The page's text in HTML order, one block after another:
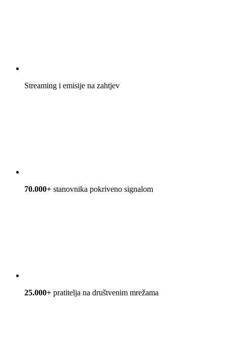
Streaming i emisije na zahtjev
70.000+ stanovnika pokriveno signalom
25.000+ pratitelja na društvenim mrežama